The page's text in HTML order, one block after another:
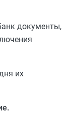
документы,
их